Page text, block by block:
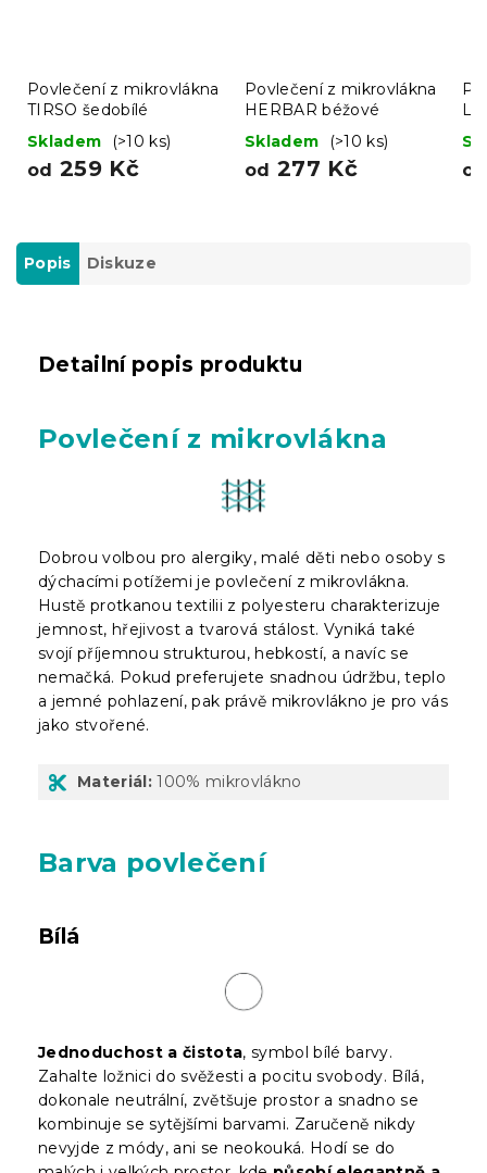
Povlečení z mikrovlákna
TIRSO šedobílé
Skladem
(>10 ks)
od 259 Kč
Povlečení z mikrovlákna
HERBAR béžové
Skladem
(>10 ks)
od 277 Kč od
Popis Diskuze
Detailní popis produktu
Povlečení z mikrovlákna
Dobrou volbou pro alergiky, malé děti nebo osoby s
dýchacími potížemi je povlečení z mikrovlákna.
Hustě protkanou textilii z polyesteru charakterizuje
jemnost, hřejivost a tvarová stálost. Vyniká také
svojí příjemnou strukturou, hebkostí, a navíc se
nemačká. Pokud preferujete snadnou údržbu, teplo
a jemné pohlazení, pak právě mikrovlákno je pro vás
jako stvořené.
Materiál: 100% mikrovlákno
Barva povlečení
Bílá
Jednoduchost a čistota, symbol bílé barvy.
Zahalte ložnici do svěžesti a pocitu svobody. Bílá,
dokonale neutrální, zvětšuje prostor a snadno se
kombinuje se sytějšími barvami. Zaručeně nikdy
nevyjde z módy, ani se neokouká. Hodí se do